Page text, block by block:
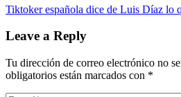
Tiktoker española dice de Luis Díaz lo
Leave a Reply
Tu dirección de correo electrónico no
obligatorios están marcados con *